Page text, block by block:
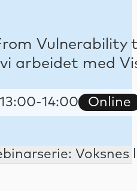
arbeidet med
and end
13:00-14:00Event
Online